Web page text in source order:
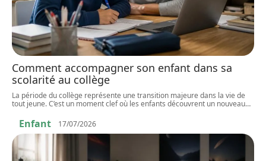
Comment accompagner son enfant dans sa
scolarité au collège
La période du collège représente une transition majeure dans la vie de
tout jeune. C’est un moment clef où les enfants découvrent un nouveau…
Enfant 17/07/2026